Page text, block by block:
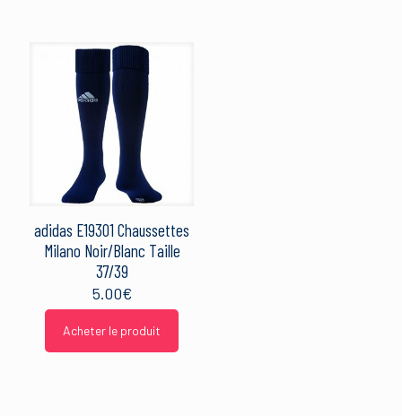
adidas E19301 Chaussettes
Milano Noir/Blanc Taille
37/39
5.00€
Acheter le produit